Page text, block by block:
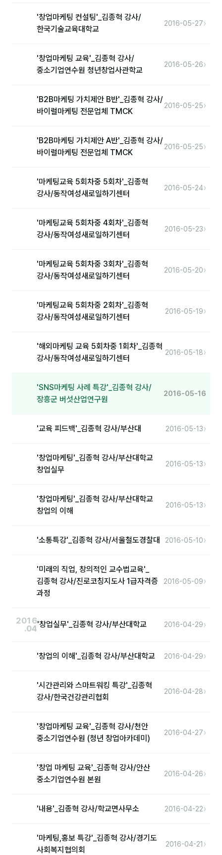
담당자·교육생 피드백
온라인강의 수강 후기
전체 도구
미팅·보고
제안·영업
재무·계약
트렌드 리포트
영상자료실
등급 · 포인트
💰 교육 견적 계산기
공지사항
자주 묻는 질문
'창업마케팅 컨설팅'_김종혁 강사/
한국기술교육대학교
2016-05-27›
'창업마케팅 교육'_김종혁 강사/
중소기업연수원 청년창업사관학교
2016-05-26›
'B2B마케팅 가치제안 B반'_김종혁 강사/
바이럴마케팅 전문업체 TMCK
2016-05-25›
'B2B마케팅 가치제안 A반'_김종혁 강사/
바이럴마케팅 전문업체 TMCK
2016-05-25›
'마케팅교육 5회차중 5회차'_김종혁
강사/동작여성새로일하기센터
2016-05-24›
'마케팅교육 5회차중 4회차'_김종혁
강사/동작여성새로일하기센터
2016-05-23›
'마케팅교육 5회차중 3회차'_김종혁
강사/동작여성새로일하기센터
2016-05-20›
'마케팅교육 5회차중 2회차'_김종혁
강사/동작여성새로일하기센터
2016-05-19›
'해외마케팅 교육 5회차중 1회차'_김종혁
강사/동작여성새로일하기센터
2016-05-18›
'SNS마케팅 사례 특강'_김종혁 강사/
장흥군 버섯산업연구원
2016-05-16
'교육 피드백'_김종혁 강사/부산대 2016-05-13›
'창업마케팅'_김종혁 강사/부산대학교
창업실무
2016-05-13›
'창업마케팅'_김종혁 강사/부산대학교
창업의 이해
2016-05-13›
'소통특강'_김종혁 강사/서울철도경찰대 2016-05-10›
'미래의 직업, 창의적인 교수법교육'_
김종혁 강사/진로코칭지도사 1급자격증
과정
2016-05-09›
2016
.04'창업실무'_김종혁 강사/부산대학교 2016-04-29›
'창업의 이해'_김종혁 강사/부산대학교 2016-04-29›
'시간관리와 스마트워킹 특강'_김종혁
강사/한국건강관리협회
2016-04-28›
'창업마케팅 교육'_김종혁 강사/천안
중소기업연수원 (청년 창업아카데미)
2016-04-27›
'창업 마케팅 교육'_김종혁 강사/안산
중소기업연수원 본원
2016-04-26›
'내용'_김종혁 강사/학교면사무소 2016-04-22›
'마케팅,홍보 특강'_김종혁 강사/경기도
사회복지협의회
2016-04-21 ›